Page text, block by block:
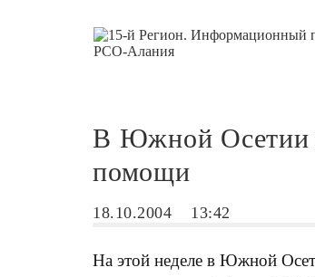
В Южной Осетии
помощи
18.10.2004 13:42
На этой неделе в Южной